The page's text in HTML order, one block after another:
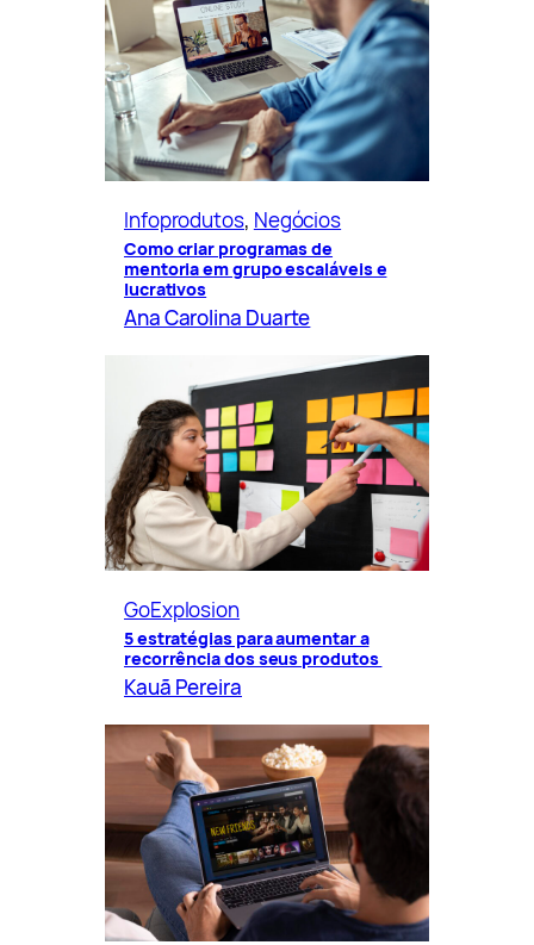
Infoprodutos, Negócios
Como criar programas de
mentoria em grupo escaláveis e
lucrativos
Ana Carolina Duarte
GoExplosion
5 estratégias para aumentar a
recorrência dos seus produtos
Kauã Pereira